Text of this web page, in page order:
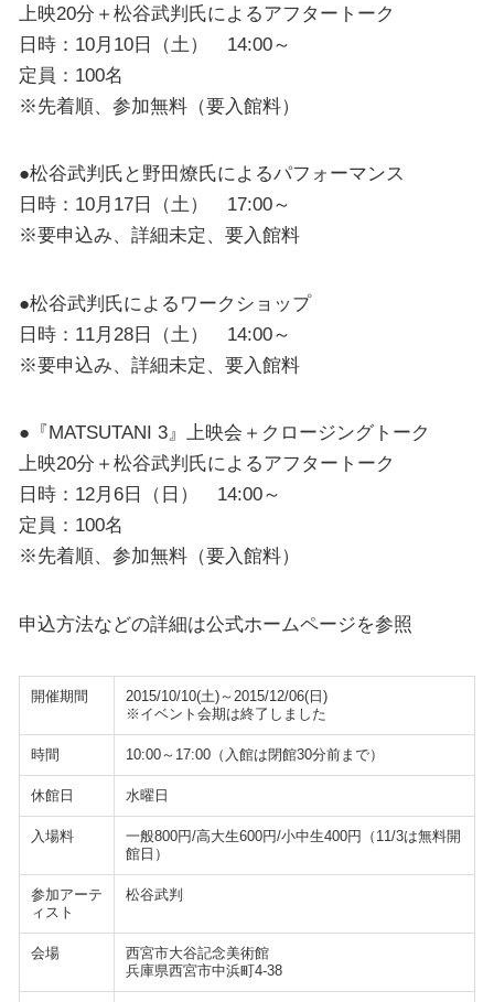
上映20分＋松谷武判氏によるアフタートーク
日時：10月10日（土） 14:00～
定員：100名
※先着順、参加無料（要入館料）
●松谷武判氏と野田燎氏によるパフォーマンス
日時：10月17日（土） 17:00～
※要申込み、詳細未定、要入館料
●松谷武判氏によるワークショップ
日時：11月28日（土） 14:00～
※要申込み、詳細未定、要入館料
●『MATSUTANI 3』上映会＋クロージングトーク
上映20分＋松谷武判氏によるアフタートーク
日時：12月6日（日） 14:00～
定員：100名
※先着順、参加無料（要入館料）
申込方法などの詳細は公式ホームページを参照
開催期間
2015/10/10(土)～2015/12/06(日)
※イベント会期は終了しました
時間 10:00～17:00（入館は閉館30分前まで）
休館日 水曜日
入場料
一般800円/高大生600円/小中生400円（11/3は無料開
館日）
参加アーテ
ィスト
松谷武判
会場
西宮市大谷記念美術館
兵庫県西宮市中浜町4-38